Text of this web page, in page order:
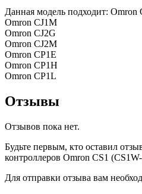
Данная модель подходит: Omron
Omron CJ1M
Omron CJ2G
Omron CJ2M
Omron CP1E
Omron CP1H
Omron CP1L
Отзывы
Отзывов пока нет.
Будьте первым, кто оставил
контроллеров Omron CS1
Для отправки отзыва вам